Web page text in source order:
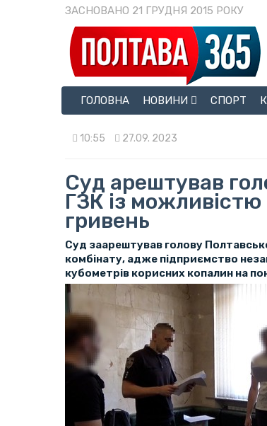
ЗАСНОВАНО 21 ГРУДНЯ 2015 РОКУ
ГОЛОВНА
НОВИНИ СПОРТ
10:55 27.09. 2023
Суд арештував
ГЗК із можливістю
гривень
Суд заарештував голову
комбінату, адже підприємство
кубометрів корисних копалин на